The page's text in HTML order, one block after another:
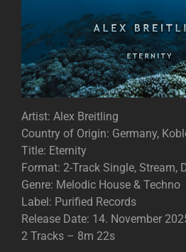
Artist: Alex Breitling
Country of Origin: Germany,
Title: Eternity
Format: 2-Track Single, Stream,
Genre: Melodic House & Techno
Label: Purified Records
Release Date: 14. November
2 Tracks – 8m 22s